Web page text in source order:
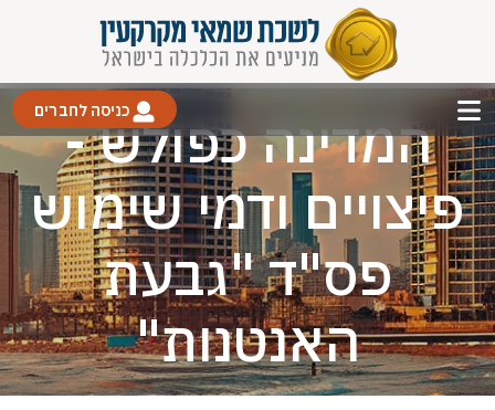
כניסה לחברים
המדינה כפולש -
פיצויים ודמי שימוש
פס"ד "גבעת
האנטנות"